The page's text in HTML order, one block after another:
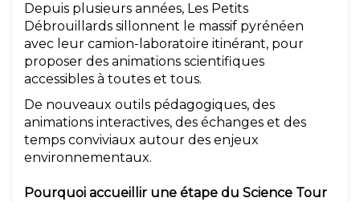
Depuis plusieurs années, Les Petits
Débrouillards sillonnent le massif pyrénéen
avec leur camion-laboratoire itinérant, pour
proposer des animations scientifiques
accessibles à toutes et tous.
De nouveaux outils pédagogiques, des
animations interactives, des échanges et des
temps conviviaux autour des enjeux
environnementaux.
Pourquoi accueillir une étape du Science Tour